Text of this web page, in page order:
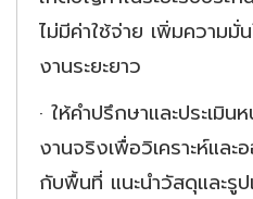
ไม่มีค่าใช้จ่าย เพิ่มความ
งานระยะยาว
· ให้คำปรึกษาและประเมิ
งานจริงเพื่อวิเคราะห์และ
กับพื้นที่ แนะนำวัสดุและรู